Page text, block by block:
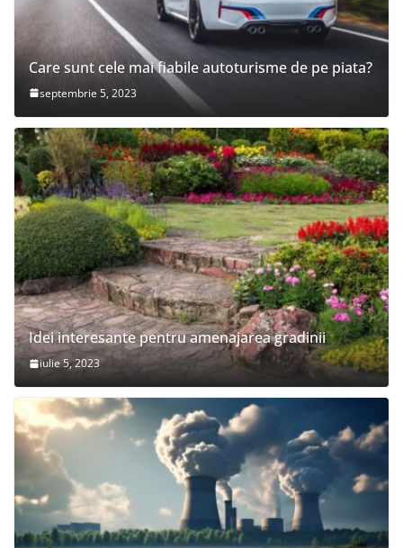
Care sunt cele mai fiabile autoturisme de pe piata?
septembrie 5, 2023
Idei interesante pentru amenajarea gradinii
iulie 5, 2023